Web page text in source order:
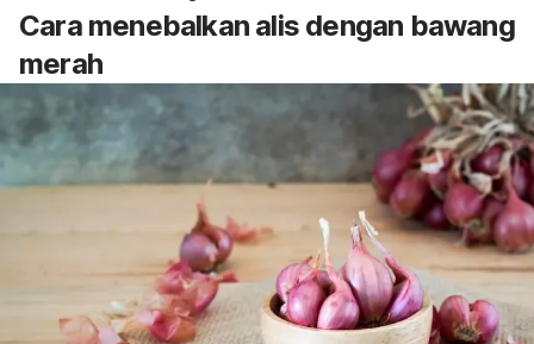
Cara menebalkan alis dengan bawang
merah